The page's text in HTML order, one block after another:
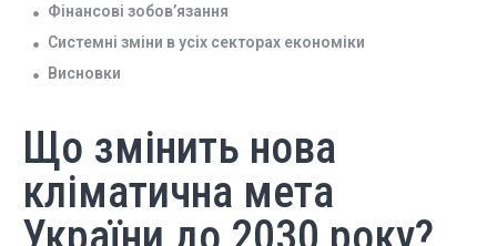
Фінансові зобов’язання
Системні зміни в усіх секторах економіки
Висновки
Що змінить нова
кліматична мета